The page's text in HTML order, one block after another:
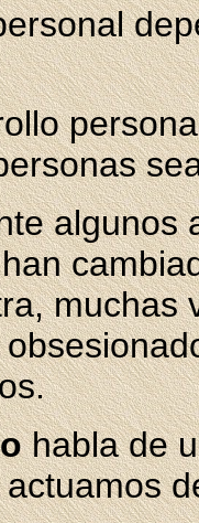
algunos
muchas
habla de